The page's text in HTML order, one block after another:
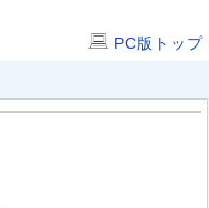
PC版トップ